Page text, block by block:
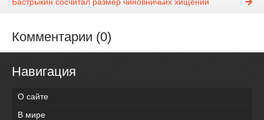
Комментарии (0)
Навигация
О сайте
В мире